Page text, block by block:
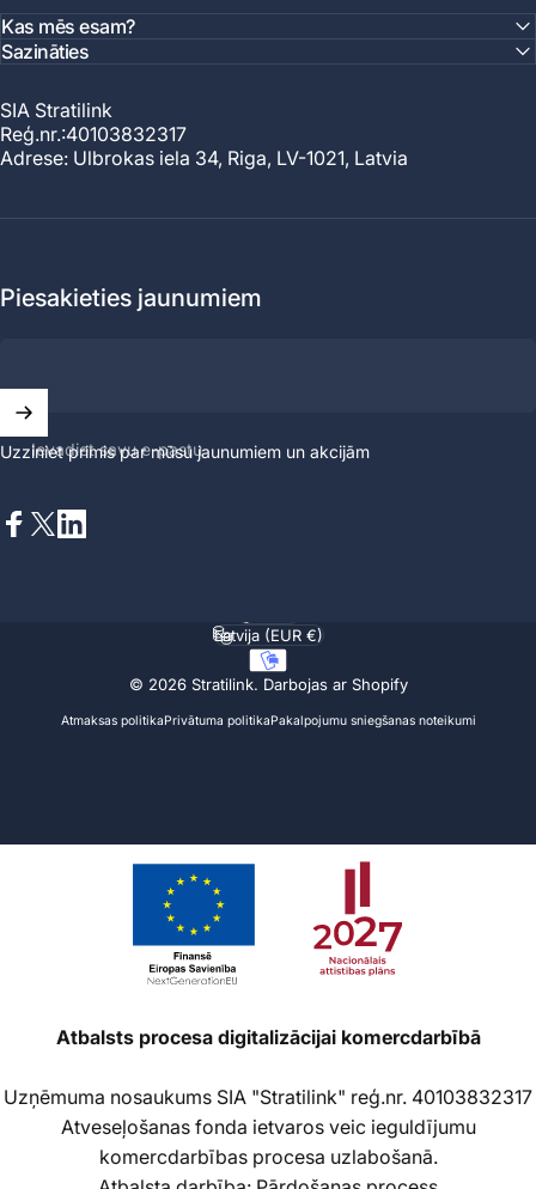
Kas mēs esam?
Sazināties
SIA Stratilink
Reģ.nr.:40103832317
Adrese: Ulbrokas iela 34, Riga, LV-1021, Latvia
Piesakieties jaunumiem
Ievadiet savu e-pastu
Uzziniet primis par mūsu jaunumiem un akcijām
© 2026 Stratilink. Darbojas ar Shopify
Atmaksas politikaPrivātuma politikaPakalpojumu sniegšanas noteikumi
Valoda
Valsts/reģions
Latvija (EUR €)
Atbalsts procesa digitalizācijai komercdarbībā
Uzņēmuma nosaukums SIA "Stratilink" reģ.nr. 40103832317
Atveseļošanas fonda ietvaros veic ieguldījumu
komercdarbības procesa uzlabošanā.